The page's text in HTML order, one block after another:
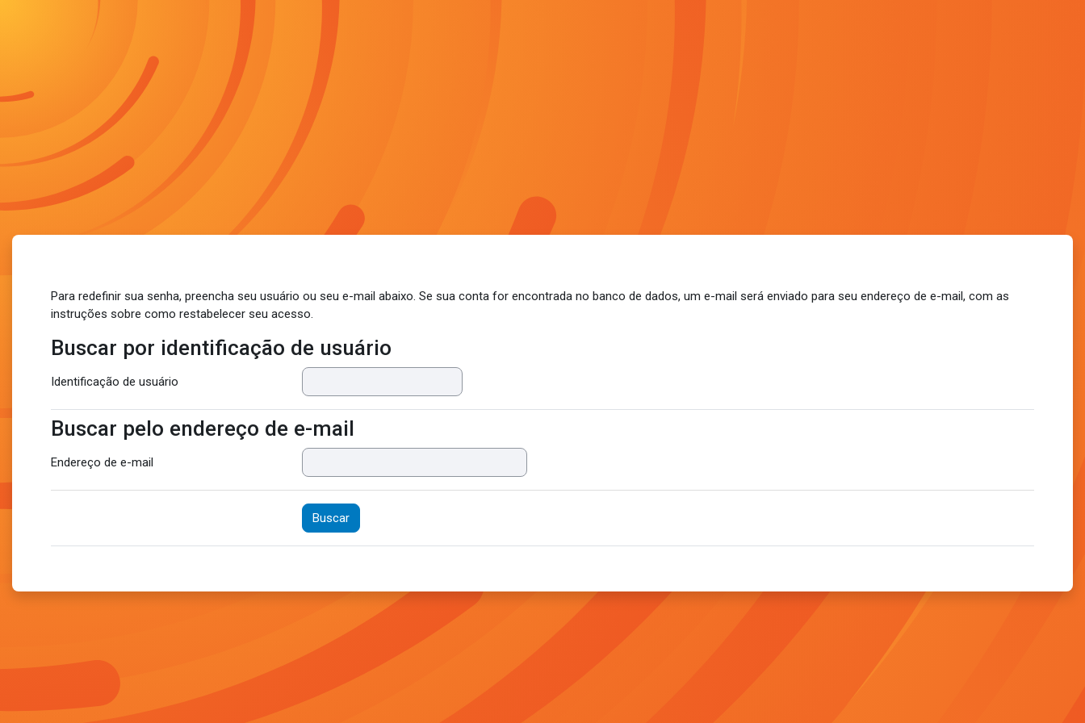
Ir para o conteúdo principal
Para redefinir sua senha, preencha seu usuário ou seu e-mail abaixo. Se sua conta for encontrada no banco de dados, um e-mail será enviado para seu endereço de e-mail, com as
instruções sobre como restabelecer seu acesso.
Buscar por identificação de usuário
Buscar por identificação de usuário
Identificação de usuário
Buscar pelo endereço de e-mail
Buscar pelo endereço de e-mail
Endereço de e-mail